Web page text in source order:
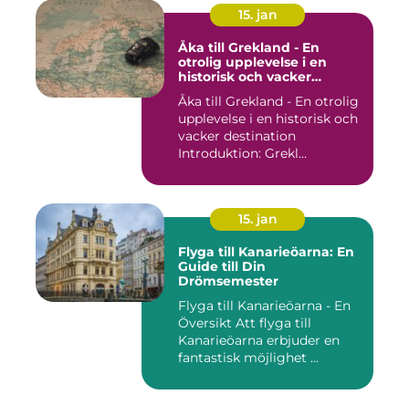
15. jan
Åka till Grekland - En
otrolig upplevelse i en
historisk och vacker
destination
Åka till Grekland - En otrolig
upplevelse i en historisk och
vacker destination
Introduktion: Grekl...
15. jan
Flyga till Kanarieöarna: En
Guide till Din
Drömsemester
Flyga till Kanarieöarna - En
Översikt Att flyga till
Kanarieöarna erbjuder en
fantastisk möjlighet ...